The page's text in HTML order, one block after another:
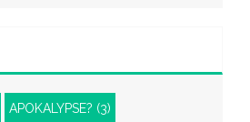
APOKALYPSE? (3)